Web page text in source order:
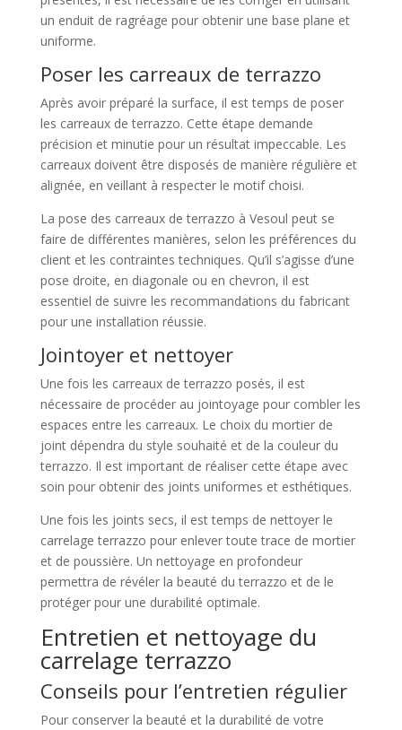
un enduit de ragréage pour obtenir une base plane et
uniforme.
Poser les carreaux de terrazzo
Après avoir préparé la surface, il est temps de poser
les carreaux de terrazzo. Cette étape demande
précision et minutie pour un résultat impeccable. Les
carreaux doivent être disposés de manière régulière et
alignée, en veillant à respecter le motif choisi.
La pose des carreaux de terrazzo à Vesoul peut se
faire de différentes manières, selon les préférences du
client et les contraintes techniques. Qu’il s’agisse d’une
pose droite, en diagonale ou en chevron, il est
essentiel de suivre les recommandations du fabricant
pour une installation réussie.
Jointoyer et nettoyer
Une fois les carreaux de terrazzo posés, il est
nécessaire de procéder au jointoyage pour combler les
espaces entre les carreaux. Le choix du mortier de
joint dépendra du style souhaité et de la couleur du
terrazzo. Il est important de réaliser cette étape avec
soin pour obtenir des joints uniformes et esthétiques.
Une fois les joints secs, il est temps de nettoyer le
carrelage terrazzo pour enlever toute trace de mortier
et de poussière. Un nettoyage en profondeur
permettra de révéler la beauté du terrazzo et de le
protéger pour une durabilité optimale.
Entretien et nettoyage du
carrelage terrazzo
Conseils pour l’entretien régulier
Pour conserver la beauté et la durabilité de votre